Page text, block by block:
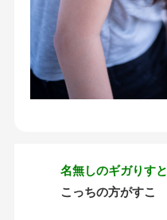
名無しのギガりすと
こっちの方がすこ